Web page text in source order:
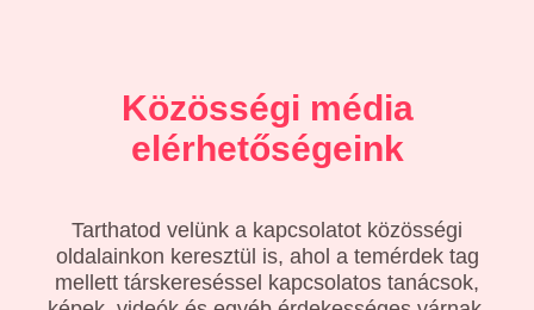
Közösségi média
elérhetőségeink
Tarthatod velünk a kapcsolatot közösségi
oldalainkon keresztül is, ahol a temérdek tag
mellett társkereséssel kapcsolatos tanácsok,